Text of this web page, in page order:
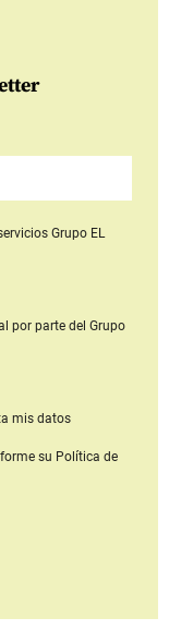
Grupo EL
por parte del Grupo
mis datos
su Política de